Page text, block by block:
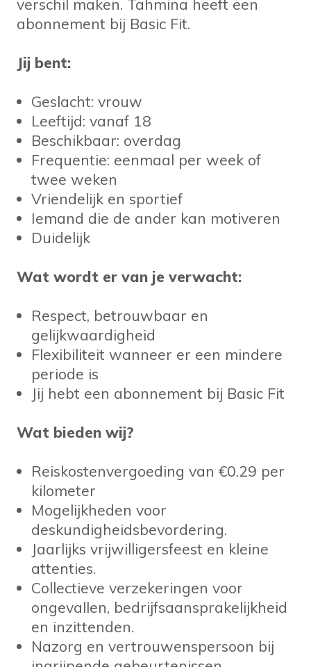
verschil maken. Tahmina heeft een
abonnement bij Basic Fit.
Jij bent:
Geslacht: vrouw
Leeftijd: vanaf 18
Beschikbaar: overdag
Frequentie: eenmaal per week of
twee weken
Vriendelijk en sportief
Iemand die de ander kan motiveren
Duidelijk
Wat wordt er van je verwacht:
Respect, betrouwbaar en
gelijkwaardigheid
Flexibiliteit wanneer er een mindere
periode is
Jij hebt een abonnement bij Basic Fit
Wat bieden wij?
Reiskostenvergoeding van €0.29 per
kilometer
Mogelijkheden voor
deskundigheidsbevordering.
Jaarlijks vrijwilligersfeest en kleine
attenties.
Collectieve verzekeringen voor
ongevallen, bedrijfsaansprakelijkheid
en inzittenden.
Nazorg en vertrouwenspersoon bij